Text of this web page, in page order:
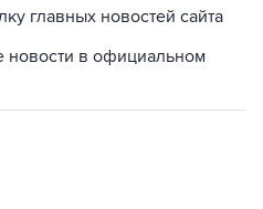
главных новостей сайта
новости в официальном